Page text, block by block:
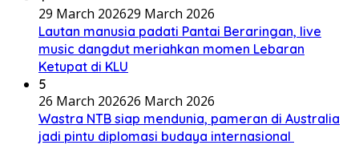
29 March 202629 March 2026
Lautan manusia padati Pantai Beraringan, live
music dangdut meriahkan momen Lebaran
Ketupat di KLU
5
26 March 202626 March 2026
Wastra NTB siap mendunia, pameran di Australia
jadi pintu diplomasi budaya internasional